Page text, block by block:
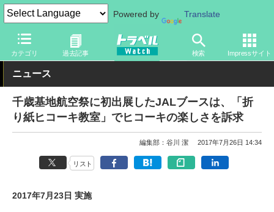
Powered by Translate
カテゴリ 過去記事 検索 Impressサイト
トラベル Watch 地域 国内旅行 北海道
ニュース
千歳基地航空祭に初出展したJALブースは、「折
り紙ヒコーキ教室」でヒコーキの楽しさを訴求
編集部：谷川 潔 2017年7月26日 14:34
リスト
2017年7月23日 実施